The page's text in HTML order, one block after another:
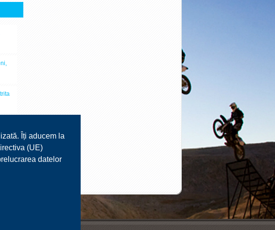
Îți aducem la
(UE)
datelor